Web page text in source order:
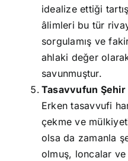
idealize ettiği
âlimleri bu tür
sorgulamış ve
ahlaki değer
savunmuştur.
Tasavvufun Şehir
Erken tasavvufi
çekme ve
olsa da zamanla
olmuş, loncalar ve